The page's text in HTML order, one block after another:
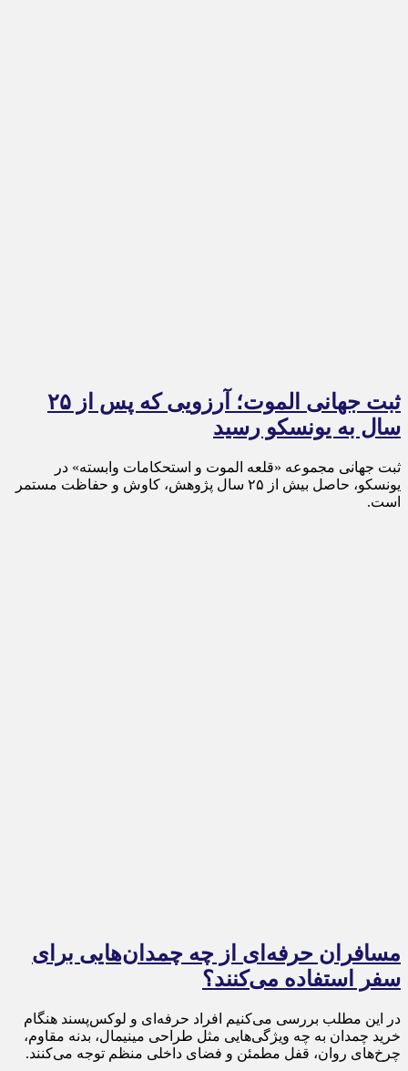
ثبت جهانی الموت؛ آرزویی که پس از ۲۵
سال به یونسکو رسید
ثبت جهانی مجموعه «قلعه الموت و استحکامات وابسته» در
یونسکو، حاصل بیش از ۲۵ سال پژوهش، کاوش و حفاظت مستمر
است.
مسافران حرفه‌ای از چه چمدان‌هایی برای
سفر استفاده می‌کنند؟
در این مطلب بررسی می‌کنیم افراد حرفه‌ای و لوکس‌پسند هنگام
خرید چمدان به چه ویژگی‌هایی مثل طراحی مینیمال، بدنه مقاوم،
چرخ‌های روان، قفل مطمئن و فضای داخلی منظم توجه می‌کنند.